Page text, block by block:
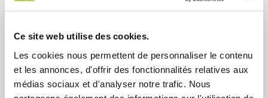
Ce site web utilise des cookies.
Les cookies nous permettent de personnaliser le contenu
et les annonces, d'offrir des fonctionnalités relatives aux
médias sociaux et d'analyser notre trafic. Nous
Envoyer